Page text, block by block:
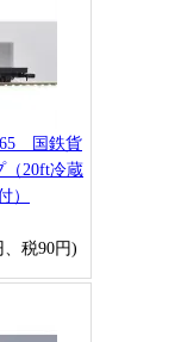
国鉄貨
（20ft冷蔵
）
、税90円)